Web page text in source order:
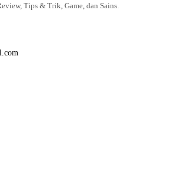
Tips & Trik, Game, dan Sains.